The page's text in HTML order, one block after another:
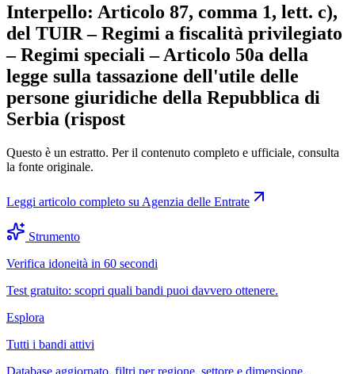
Interpello: Articolo 87, comma 1, lett. c),
del TUIR – Regimi a fiscalità privilegiato
– Regimi speciali – Articolo 50a della
legge sulla tassazione dell'utile delle
persone giuridiche della Repubblica di
Serbia (rispost
Questo è un estratto. Per il contenuto completo e ufficiale, consulta
la fonte originale.
Leggi articolo completo su Agenzia delle Entrate
Strumento
Verifica idoneità in 60 secondi
Test gratuito: scopri quali bandi puoi davvero ottenere.
Esplora
Tutti i bandi attivi
Database aggiornato, filtri per regione, settore e dimensione.